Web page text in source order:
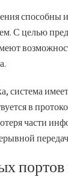
способны
С целью
система
в
части